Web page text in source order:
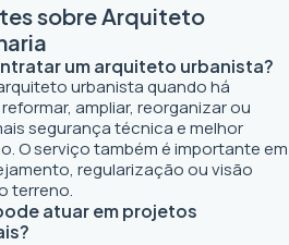
sobre Arquiteto
um arquiteto urbanista?
urbanista quando há
ampliar, reorganizar ou
segurança técnica e melhor
O serviço também é importante em
regularização ou visão
terreno.
atuar em projetos